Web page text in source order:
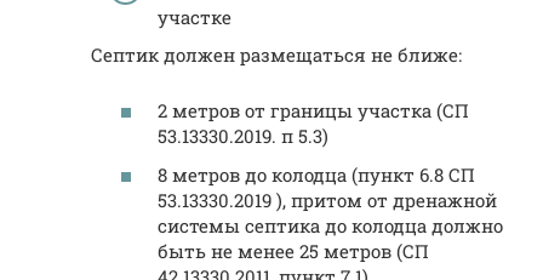
участке
Септик должен размещаться не ближе:
2 метров от границы участка (СП
53.13330.2019. п 5.3)
8 метров до колодца (пункт 6.8 СП
53.13330.2019 ), притом от дренажной
системы септика до колодца должно
быть не менее 25 метров (СП